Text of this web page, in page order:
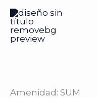
contenido
Amenidad: SUM